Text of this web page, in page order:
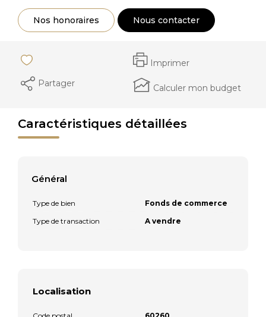
Nos honoraires Nous contacter
Imprimer
Partager
Calculer mon budget
Caractéristiques détaillées
Général
Type de bien
Fonds de commerce
Type de transaction
A vendre
Localisation
Code postal
60260